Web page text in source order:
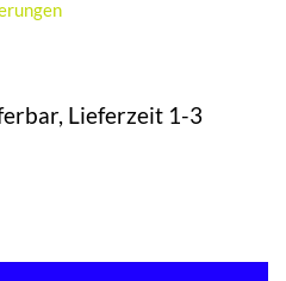
Lieferzeit 1-3